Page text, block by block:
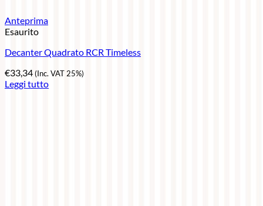
Anteprima
Esaurito
Decanter Quadrato RCR Timeless
€33,34(Inc. VAT 25%)
Leggi tutto